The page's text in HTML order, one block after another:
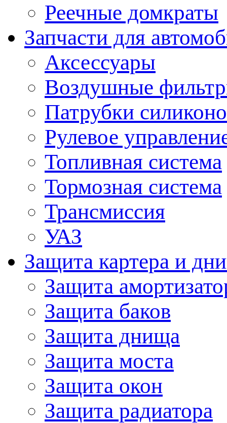
Реечные домкраты
Запчасти для
Аксессуары
Воздушные
Патрубки
Рулевое
Топливная система
Тормозная система
Трансмиссия
УАЗ
Защита картера и
Защита
Защита баков
Защита днища
Защита моста
Защита окон
Защита радиатора